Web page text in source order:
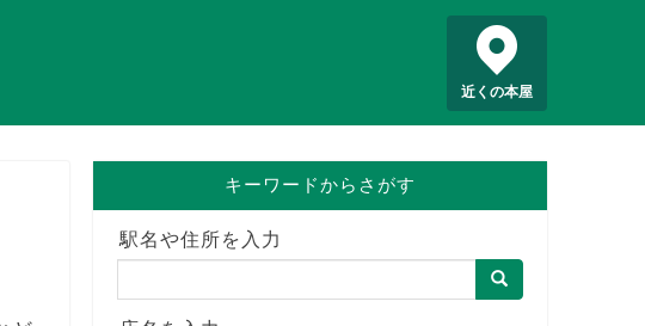
近くの本屋
キーワードからさがす
駅名や住所を入力